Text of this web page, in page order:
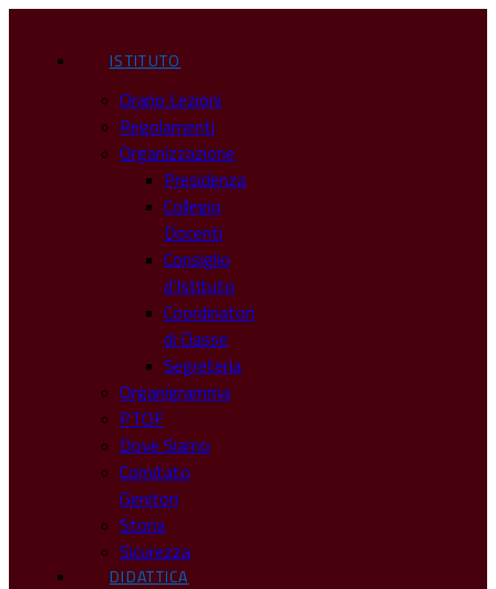
ISTITUTO
Orario Lezioni
Regolamenti
Organizzazione
Presidenza
Collegio
Docenti
Consiglio
d’Istituto
Coordinatori
di Classe
Segreteria
Organigramma
PTOF
Dove Siamo
Comitato
Genitori
Storia
Sicurezza
DIDATTICA